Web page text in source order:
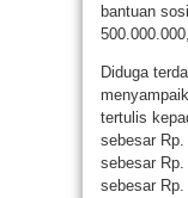
bantuan
Diduga
tertulis
sebesar
sebesar
sebesar Rp.